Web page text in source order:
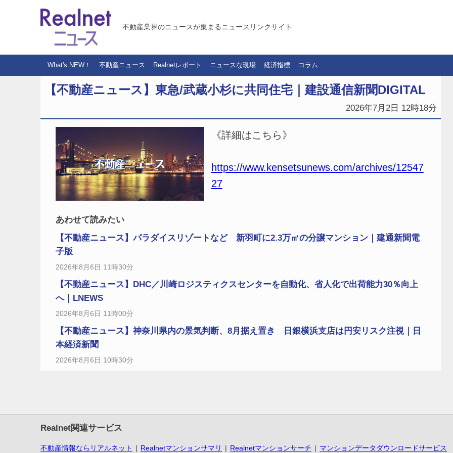
不動産業界のニュースが集まるニュースリンクサイト
What's NEW！ 不動産ニュース Realnetレポート ニュースな現場 経済指標 コラム
【不動産ニュース】東急/武蔵小杉に共同住宅｜建設通信新聞DIGITAL
2026年7月2日 12時18分
《詳細はこちら》
https://www.kensetsunews.com/archives/12547
27
あわせて読みたい
【不動産ニュース】パラダイスリゾートなど 新羽町に2.3万㎡の分譲マンション｜建通新聞電
子版
2026年8月6日 11時30分
【不動産ニュース】DHC／川崎ロジスティクスセンターを自動化、省人化で出荷能力30％向上
へ｜LNEWS
2026年8月6日 11時00分
【不動産ニュース】神奈川県内の景気判断、8月据え置き 日銀横浜支店は円安リスク注視｜日
本経済新聞
2026年8月6日 10時30分
Realnet関連サービス
不動産情報ならリアルネット Realnetマンションサマリ Realnetマンションサーチ マンションデータダウンロードサービス